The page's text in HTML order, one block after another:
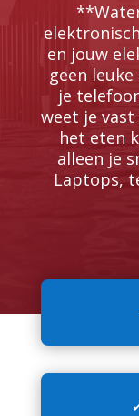
en jouw
geen
je
weet je
het eten
alleen je
Laptops,